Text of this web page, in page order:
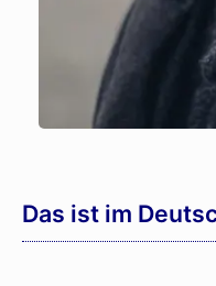
Das ist im